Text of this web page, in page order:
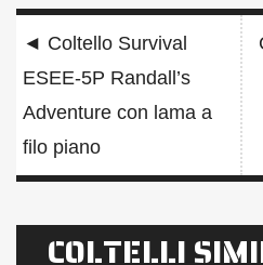
Navigazione
articoli
◄ Coltello Survival
ESEE-5P Randall’s
Adventure con lama a
filo piano
COLTELLI